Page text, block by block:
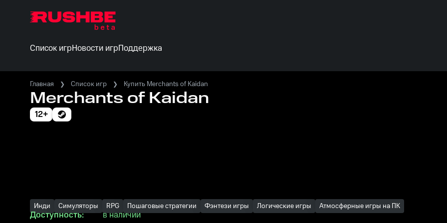
Список игрНовости игрПоддержка
Главная Список игр Купить Merchants of Kaidan
Merchants of Kaidan
12+
Инди Симуляторы RPG Пошаговые стратегии Фэнтези игры Логические игры Атмосферные игры на ПК
Доступность:
в наличии